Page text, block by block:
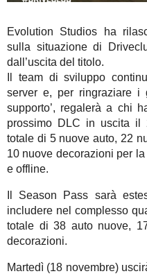
Evolution Studios ha
sulla situazione di
dall’uscita del titolo.
Il team di sviluppo
server e, per ringraziare i
supporto’, regalerà a chi
prossimo DLC in uscita il
totale di 5 nuove auto, 22
10 nuove decorazioni per
e offline.
Il Season Pass sarà
includere nel complesso
totale di 38 auto nuove,
decorazioni.
Martedì (18 novembre)